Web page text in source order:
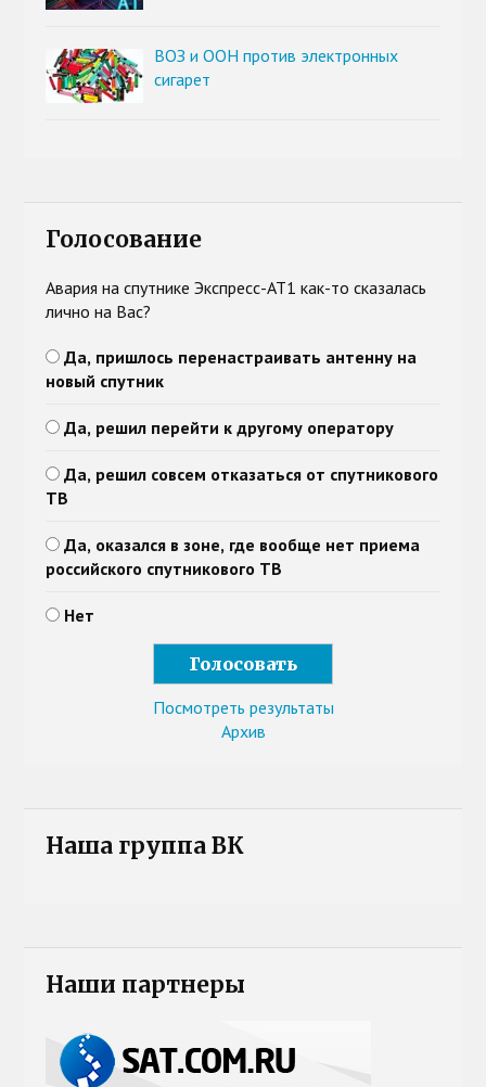
ВОЗ и ООН против электронных
сигарет
Голосование
Авария на спутнике Экспресс-АТ1 как-то сказалась
лично на Вас?
Да, пришлось перенастраивать антенну на
новый спутник
Да, решил перейти к другому оператору
Да, решил совсем отказаться от спутникового
ТВ
Да, оказался в зоне, где вообще нет приема
российского спутникового ТВ
Нет
Посмотреть результаты
Архив
Наша группа ВК
Наши партнеры